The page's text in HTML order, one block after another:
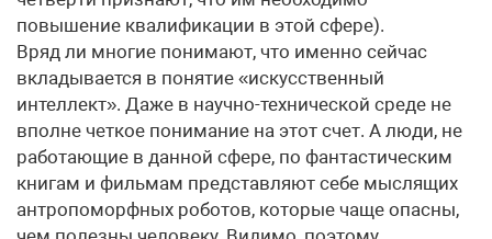
повышение квалификации в этой сфере).
Вряд ли многие понимают, что именно сейчас
вкладывается в понятие «искусственный
интеллект». Даже в научно-технической среде не
вполне четкое понимание на этот счет. А люди, не
работающие в данной сфере, по фантастическим
книгам и фильмам представляют себе мыслящих
антропоморфных роботов, которые чаще опасны,